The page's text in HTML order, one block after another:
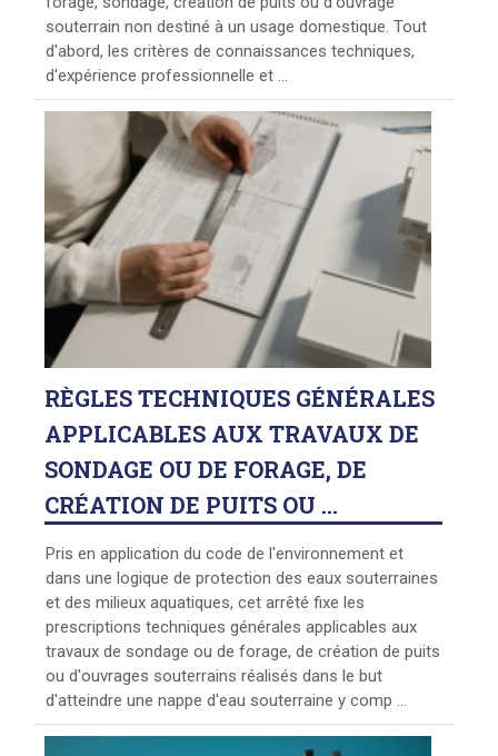
souterrain non destiné à un usage domestique. Tout
d'abord, les critères de connaissances techniques,
d'expérience professionnelle et ...
RÈGLESTECHNIQUES GÉNÉRALES
APPLICABLES AUX TRAVAUX DE
SONDAGE OU DE FORAGE, DE
CRÉATION DE PUITS OU ...
Pris en application du code de l'environnement et
dans une logique de protection des eaux souterraines
et des milieux aquatiques, cet arrêté fixe les
prescriptions techniques générales applicables aux
travaux de sondage ou de forage, de création de puits
ou d'ouvrages souterrains réalisés dans le but
d'atteindre une nappe d'eau souterraine y comp ...